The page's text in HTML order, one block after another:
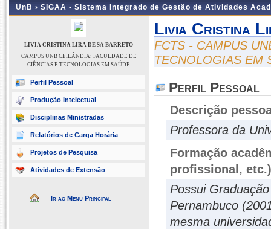
UnB › SIGAA - Sistema Integrado de Gestão de Atividades
LIVIA CRISTINA LIRA DE SA BARRETO
CAMPUS UNB CEILÂNDIA: FACULDADE DE
CIÊNCIAS E TECNOLOGIAS EM SAÚDE
Perfil Pessoal
Produção Intelectual
Disciplinas Ministradas
Relatórios de Carga Horária
Projetos de Pesquisa
Atividades de Extensão
Ir ao Menu Principal
Livia Cristina
FCTS - CAMPUS
TECNOLOGIAS EM
Perfil Pessoal
Descrição
Professora da
Formação
profissional, etc.)
Possui
Pernambuco
mesma